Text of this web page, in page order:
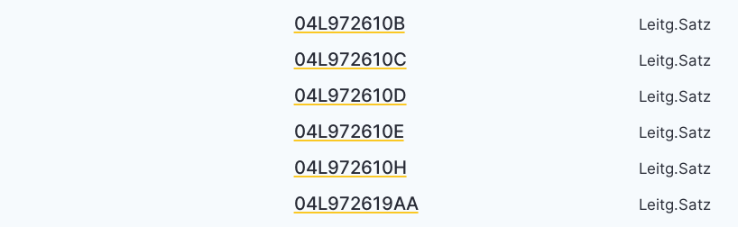
04L972610B Leitg.Satz
04L972610C Leitg.Satz
04L972610D Leitg.Satz
04L972610E Leitg.Satz
04L972610H Leitg.Satz
04L972619AA Leitg.Satz